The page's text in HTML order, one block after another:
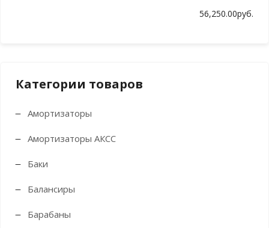
56,250.00руб.
Категории товаров
Амортизаторы
Амортизаторы АКСС
Баки
Балансиры
Барабаны